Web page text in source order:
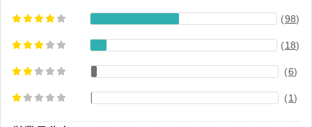
(98)
(18)
(6)
(1)